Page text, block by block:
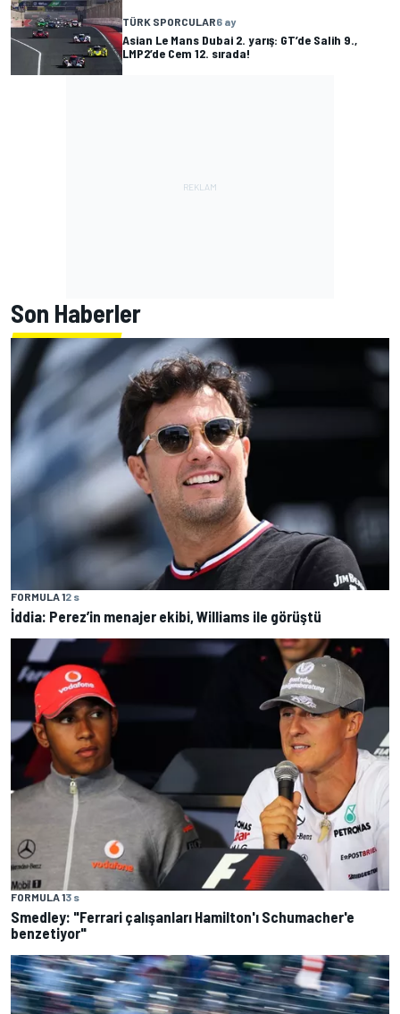
TÜRK SPORCULAR6 ay
Asian Le Mans Dubai 2. yarış: GT’de Salih 9.,
LMP2’de Cem 12. sırada!
Son Haberler
FORMULA 12 s
İddia: Perez’in menajer ekibi, Williams ile görüştü
FORMULA 13 s
Smedley: "Ferrari çalışanları Hamilton'ı Schumacher'e
benzetiyor"